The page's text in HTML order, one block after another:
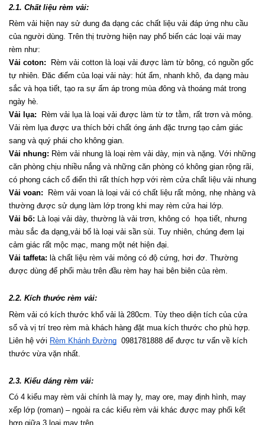
2.1. Chất liệu rèm vải:
Rèm vải hiện nay sử dung đa dạng các chất liệu vải đáp ứng nhu cầu
của người dùng. Trên thị trường hiện nay phổ biến các loại vải may
rèm như:
Vải coton: Rèm vải cotton là loại vải được làm từ bông, có nguồn gốc
tự nhiên. Đăc điểm của loại vải này: hút ẩm, nhanh khô, đa dạng màu
sắc và họa tiết, tạo ra sự ấm áp trong mùa đông và thoáng mát trong
ngày hè.
Vải lụa: Rèm vải lụa là loại vải được làm từ tơ tằm, rất trơn và mỏng.
Vải rèm lụa được ưa thích bởi chất óng ánh đặc trưng tạo cảm giác
sang và quý phái cho không gian.
Vải nhung: Rèm vải nhung là loại rèm vải dày, mịn và nặng. Với những
căn phòng chịu nhiều nắng và những căn phòng có không gian rộng rãi,
có phong cách cổ điển thì rất thích hợp với rèm cửa chất liệu vải nhung
Vải voan: Rèm vải voan là loại vải có chất liệu rất mỏng, nhẹ nhàng và
thường được sử dụng làm lớp trong khi may rèm cửa hai lớp.
Vải bố: Là loại vải dày, thường là vải trơn, không có  họa tiết, nhưng
màu sắc đa dạng,vải bố là loại vải sần sùi. Tuy nhiên, chúng đem lại
cảm giác rất mộc mạc, mang một nét hiện đại.
Vải taffeta: là chất liệu rèm vải mỏng có độ cứng, hơi đơ. Thường
được dùng để phối màu trên đầu rèm hay hai bên biên của rèm.
2.2. Kích thước rèm vải:
Rèm vải có kích thước khổ vải là 280cm. Tùy theo diện tích của cửa
sổ và vị trí treo rèm mà khách hàng đặt mua kích thước cho phù hợp.
Liên hệ với Rèm Khánh Đường 0981781888 để được tư vấn về kích
thước vừa vặn nhất.
2.3. Kiểu dáng rèm vải:
Có 4 kiểu may rèm vải chính là may ly, may ore, may định hình, may
xếp lớp (roman) – ngoài ra các kiểu rèm vải khác được may phối kết
hợp giữa 3 loại may trên.